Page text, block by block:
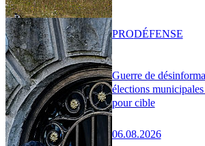
Guerre de
élections
pour cible
06.08.2026
PRODÉFENSE